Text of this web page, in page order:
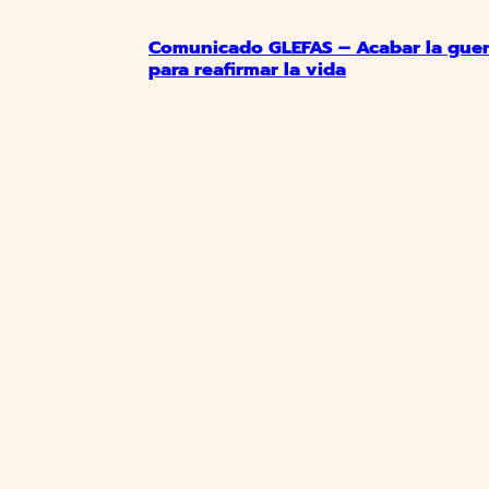
Comunicado GLEFAS – Acabar la
para reafirmar la vida